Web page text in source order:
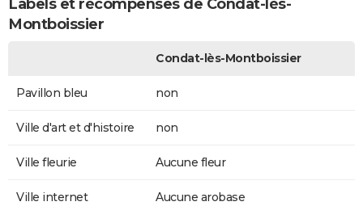
Labels et récompenses de Condat-lès-
Montboissier
Condat-lès-Montboissier
Pavillon bleu non
Ville d'art et d'histoire non
Ville fleurie Aucune fleur
Ville internet Aucune arobase